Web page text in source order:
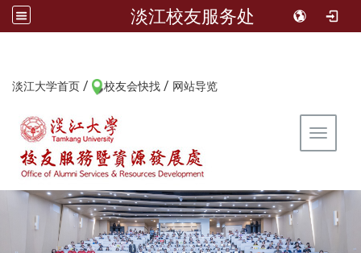
淡江校友服务处
淡江大学首页 / 校友会快找 / 网站导览
Toggle